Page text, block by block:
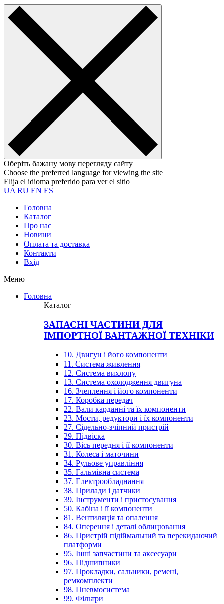
Оберіть бажану мову перегляду сайту
Choose the preferred language for viewing the site
Elija el idioma preferido para ver el sitio
UA RU EN ES
Головна
Каталог
Про нас
Новини
Оплата та доставка
Контакти
Вхiд
Меню
Головна
Каталог
ЗАПАСНІ ЧАСТИНИ ДЛЯ
ІМПОРТНОЇ ВАНТАЖНОЇ ТЕХНІКИ
10. Двигун і його компоненти
11. Система живлення
12. Система вихлопу
13. Система охолодження двигуна
16. Зчеплення і його компоненти
17. Коробка передач
22. Вали карданні та їх компоненти
23. Мости, редуктори і їх компоненти
27. Сідельно-зчіпний пристрій
29. Підвіска
30. Вісь передня і її компоненти
31. Колеса і маточини
34. Рульове управління
35. Гальмівна система
37. Електрообладнання
38. Прилади і датчики
39. Інструменти і пристосування
50. Кабіна і її компоненти
81. Вентиляція та опалення
84. Оперення і деталі облицювання
86. Пристрій підіймальний та перекидаючий
платформи
95. Інші запчастини та аксесуари
96. Підшипники
97. Прокладки, сальники, ремені,
ремкомплекти
98. Пневмосистема
99. Фільтри